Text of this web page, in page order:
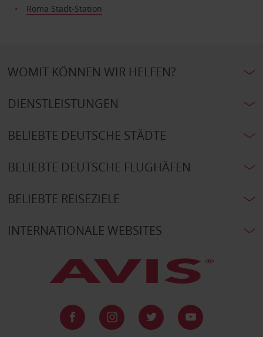
Roma Stadt-Station
WOMIT KÖNNEN WIR HELFEN?
DIENSTLEISTUNGEN
BELIEBTE DEUTSCHE STÄDTE
BELIEBTE DEUTSCHE FLUGHÄFEN
BELIEBTE REISEZIELE
INTERNATIONALE WEBSITES